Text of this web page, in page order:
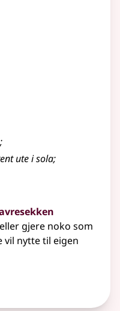
;
ute i sola;
gjere noko som
vil nytte til eigen